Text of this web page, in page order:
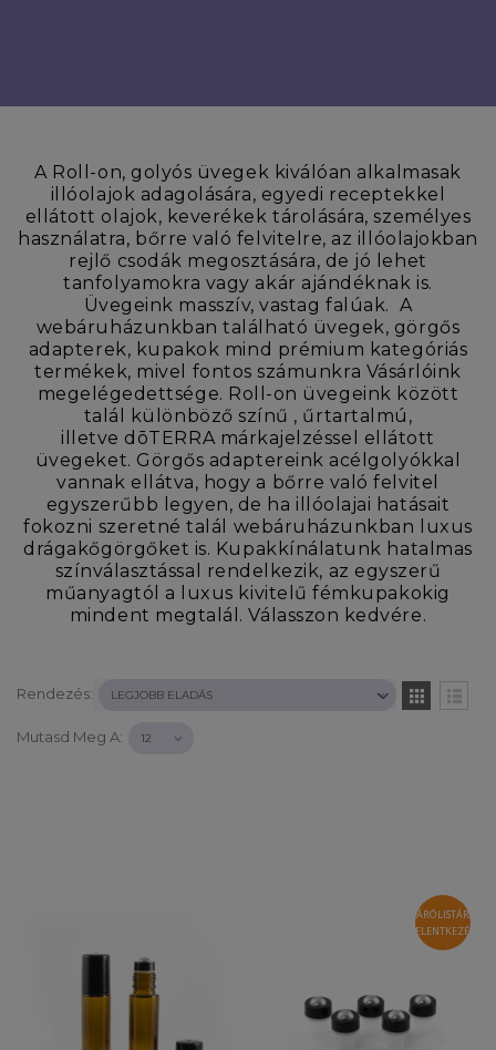
A Roll-on, golyós üvegek kiválóan alkalmasak
illóolajok adagolására, egyedi receptekkel
ellátott olajok, keverékek tárolására, személyes
használatra, bőrre való felvitelre, az illóolajokban
rejlő csodák megosztására, de jó lehet
tanfolyamokra vagy akár ajándéknak is.
Üvegeink masszív, vastag falúak. A
webáruházunkban található üvegek, görgős
adapterek, kupakok mind prémium kategóriás
termékek, mivel fontos számunkra Vásárlóink
megelégedettsége. Roll-on üvegeink között
talál különböző színű , űrtartalmú,
illetve dōTERRA márkajelzéssel ellátott
üvegeket. Görgős adaptereink acélgolyókkal
vannak ellátva, hogy a bőrre való felvitel
egyszerűbb legyen, de ha illóolajai hatásait
fokozni szeretné talál webáruházunkban luxus
drágakőgörgőket is. Kupakkínálatunk hatalmas
színválasztással rendelkezik, az egyszerű
műanyagtól a luxus kivitelű fémkupakokig
mindent megtalál. Válasszon kedvére.
Rendezés:
Mutasd Meg A:
VÁRÓLISTÁRA
JELENTKEZÉS